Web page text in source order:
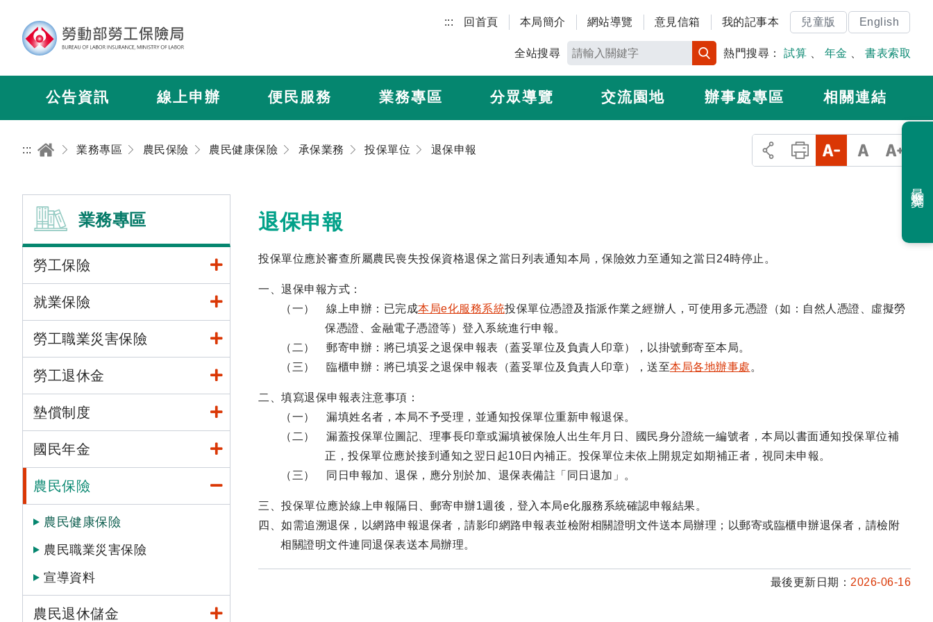
::: 回首頁 本局簡介 網站導覽 意見信箱 我的記事本 兒童版 English
全站搜尋 熱門搜尋： 試算 年金 書表索取
公告資訊 線上申辦 便民服務 業務專區 分眾導覽 交流園地 辦事處專區 相關連結
::: 業務專區 農民保險 農民健康保險 承保業務 投保單位 退保申報
業務專區
勞工保險
就業保險
勞工職業災害保險
勞工退休金
墊償制度
國民年金
農民保險
農民健康保險
農民職業災害保險
宣導資料
農民退休儲金
退保申報
投保單位應於審查所屬農民喪失投保資格退保之當日列表通知本局，保險效力至通知之當日24時停止。
一、退保申報方式：
（一） 線上申辦：已完成本局e化服務系統投保單位憑證及指派作業之經辦人，可使用多元憑證（如：自然人憑證、虛擬勞
保憑證、金融電子憑證等）登入系統進行申報。
（二） 郵寄申辦：將已填妥之退保申報表（蓋妥單位及負責人印章），以掛號郵寄至本局。
（三） 臨櫃申辦：將已填妥之退保申報表（蓋妥單位及負責人印章），送至本局各地辦事處 。
二、填寫退保申報表注意事項：
（一） 漏填姓名者，本局不予受理，並通知投保單位重新申報退保。
（二） 漏蓋投保單位圖記、理事長印章或漏填被保險人出生年月日、國民身分證統一編號者，本局以書面通知投保單位補
正，投保單位應於接到通知之翌日起10日內補正。投保單位未依上開規定如期補正者，視同未申報。
（三） 同日申報加、退保，應分別於加、退保表備註「同日退加」。
三、投保單位應於線上申報隔日、郵寄申辦1週後，登入本局e化服務系統確認申報結果。
四、如需追溯退保，以網路申報退保者，請影印網路申報表並檢附相關證明文件送本局辦理；以郵寄或臨櫃申辦退保者，請檢附
相關證明文件連同退保表送本局辦理。
最後更新日期： 2026-06-16